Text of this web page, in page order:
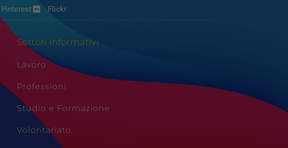
Pinterest Flickr
Settori Informativi
Lavoro
Professioni
Studio e Formazione
Volontariato